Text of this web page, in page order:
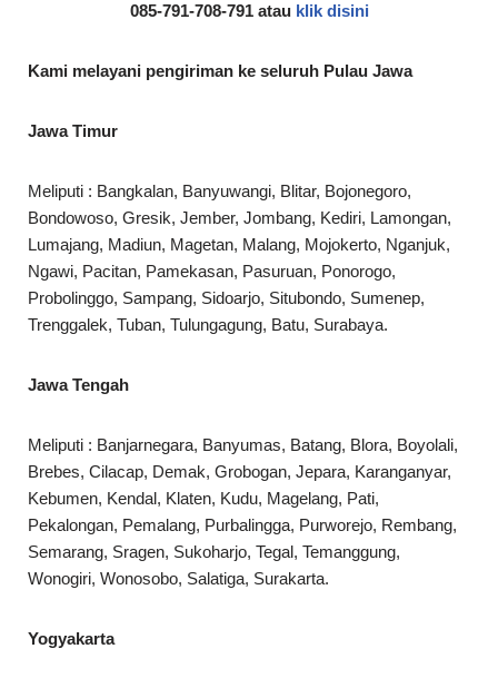
085-791-708-791 atau klik disini
Kami melayani pengiriman ke seluruh Pulau Jawa
Jawa Timur
Meliputi : Bangkalan, Banyuwangi, Blitar, Bojonegoro,
Bondowoso, Gresik, Jember, Jombang, Kediri, Lamongan,
Lumajang, Madiun, Magetan, Malang, Mojokerto, Nganjuk,
Ngawi, Pacitan, Pamekasan, Pasuruan, Ponorogo,
Probolinggo, Sampang, Sidoarjo, Situbondo, Sumenep,
Trenggalek, Tuban, Tulungagung, Batu, Surabaya.
Jawa Tengah
Meliputi : Banjarnegara, Banyumas, Batang, Blora, Boyolali,
Brebes, Cilacap, Demak, Grobogan, Jepara, Karanganyar,
Kebumen, Kendal, Klaten, Kudu, Magelang, Pati,
Pekalongan, Pemalang, Purbalingga, Purworejo, Rembang,
Semarang, Sragen, Sukoharjo, Tegal, Temanggung,
Wonogiri, Wonosobo, Salatiga, Surakarta.
Yogyakarta